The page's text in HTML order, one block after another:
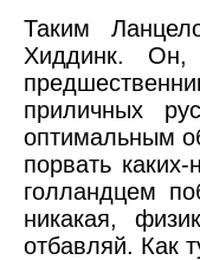
Таким
Хиддинк.
приличных
оптимальным
порвать
голландцем
никакая,
отбавляй. Как